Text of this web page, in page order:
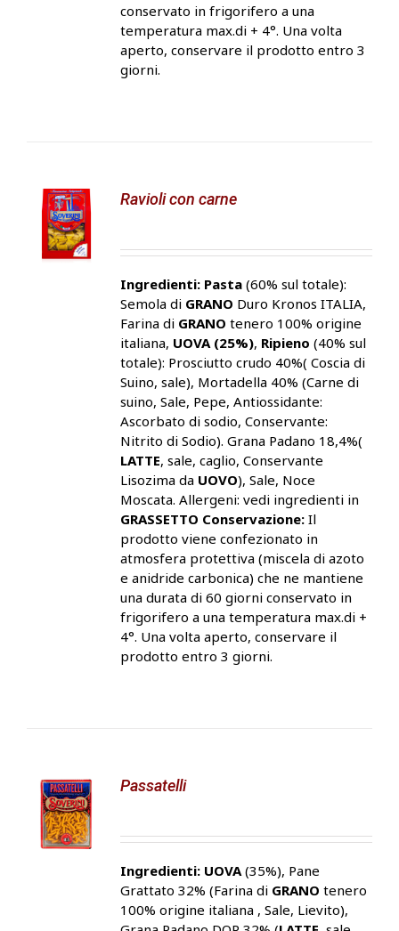
conservato in frigorifero a una
temperatura max.di + 4°. Una volta
aperto, conservare il prodotto entro 3
giorni.
Ravioli con carne
Ingredienti: Pasta(60% sul totale):
Semola di GRANO Duro Kronos ITALIA,
Farina di GRANO tenero 100% origine
italiana, UOVA (25%), Ripieno (40% sul
totale): Prosciutto crudo 40%( Coscia di
Suino, sale), Mortadella 40% (Carne di
suino, Sale, Pepe, Antiossidante:
Ascorbato di sodio, Conservante:
Nitrito di Sodio). Grana Padano 18,4%(
LATTE, sale, caglio, Conservante
Lisozima da UOVO), Sale, Noce
Moscata. Allergeni: vedi ingredienti in
GRASSETTO Conservazione:Il
prodotto viene confezionato in
atmosfera protettiva (miscela di azoto
e anidride carbonica) che ne mantiene
una durata di 60 giorni conservato in
frigorifero a una temperatura max.di +
4°. Una volta aperto, conservare il
prodotto entro 3 giorni.
Passatelli
Ingredienti: UOVA(35%), Pane
Grattato 32% (Farina di GRANO tenero
100% origine italiana , Sale, Lievito),